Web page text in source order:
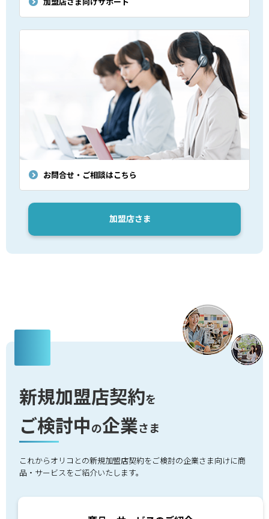
お問合せ・ご相談はこちら
加盟店さま
新規加盟店契約を
ご検討中の企業さま
これからオリコとの新規加盟店契約をご検討の企業さま向けに商
品・サービスをご紹介いたします。